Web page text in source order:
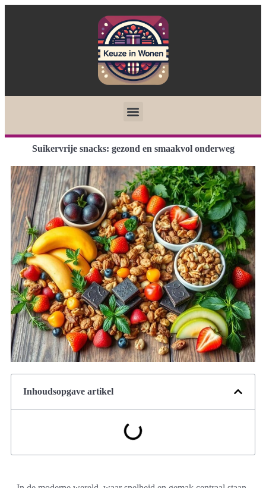
Suikervrije snacks: gezond en smaakvol onderweg
Inhoudsopgave artikel